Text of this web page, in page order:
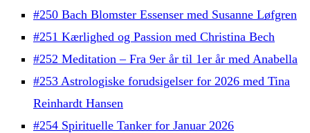
#250 Bach Blomster Essenser med Susanne Løfgren
#251 Kærlighed og Passion med Christina Bech
#252 Meditation – Fra 9er år til 1er år med Anabella
#253 Astrologiske forudsigelser for 2026 med Tina
Reinhardt Hansen
#254 Spirituelle Tanker for Januar 2026